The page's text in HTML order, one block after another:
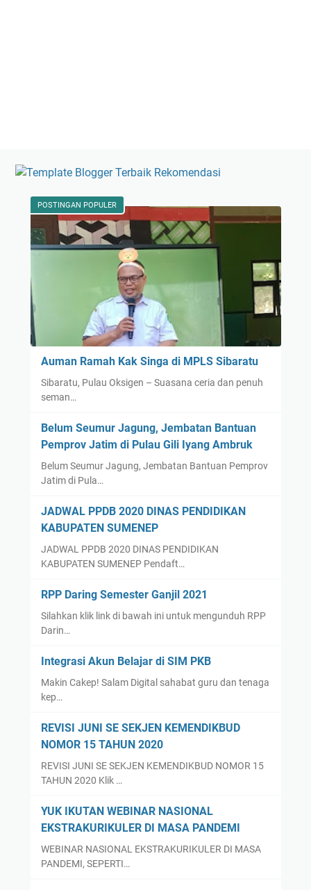
POSTINGAN POPULER
Auman Ramah Kak Singa di MPLS Sibaratu
Sibaratu, Pulau Oksigen – Suasana ceria dan penuh
seman…
Belum Seumur Jagung, Jembatan Bantuan
Pemprov Jatim di Pulau Gili Iyang Ambruk
Belum Seumur Jagung, Jembatan Bantuan Pemprov
Jatim di Pula…
JADWAL PPDB 2020 DINAS PENDIDIKAN
KABUPATEN SUMENEP
JADWAL PPDB 2020 DINAS PENDIDIKAN
KABUPATEN SUMENEP Pendaft…
RPP Daring Semester Ganjil 2021
Silahkan klik link di bawah ini untuk mengunduh RPP
Darin…
Integrasi Akun Belajar di SIM PKB
Makin Cakep! Salam Digital sahabat guru dan tenaga
kep…
REVISI JUNI SE SEKJEN KEMENDIKBUD
NOMOR 15 TAHUN 2020
REVISI JUNI SE SEKJEN KEMENDIKBUD NOMOR 15
TAHUN 2020 Klik …
YUK IKUTAN WEBINAR NASIONAL
EKSTRAKURIKULER DI MASA PANDEMI
WEBINAR NASIONAL EKSTRAKURIKULER DI MASA
PANDEMI, SEPERTI…